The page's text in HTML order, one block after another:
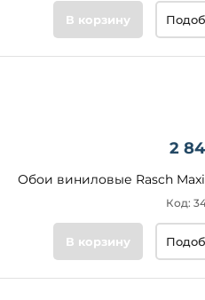
В корзину
2
Обои виниловые Rasch
Код:
В корзину